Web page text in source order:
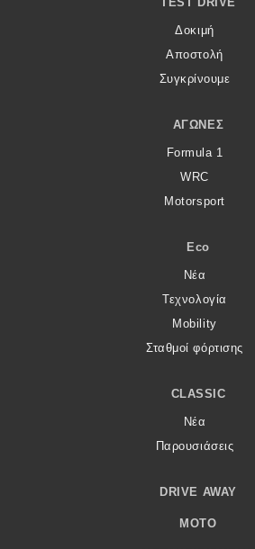
Δοκιμή
Αποστολή
Συγκρίνουμε
ΑΓΏΝΕΣ
Formula 1
WRC
Motorsport
Eco
Νέα
Τεχνολογία
Mobility
Σταθμοί φόρτισης
CLASSIC
Νέα
Παρουσιάσεις
DRIVE AWAY
MOTO